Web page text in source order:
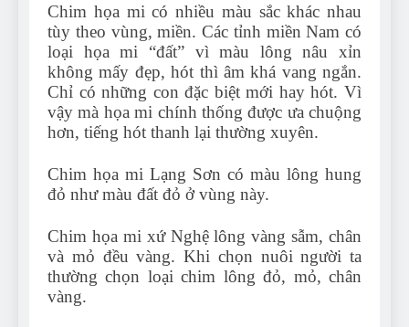
Chim họa mi có nhiều màu sắc khác nhau
tùy theo vùng, miền. Các tỉnh miền Nam có
loại họa mi “đất” vì màu lông nâu xỉn
không mấy đẹp, hót thì âm khá vang ngắn.
Chỉ có những con đặc biệt mới hay hót. Vì
vậy mà họa mi chính thống được ưa chuộng
hơn, tiếng hót thanh lại thường xuyên.
Chim họa mi Lạng Sơn có màu lông hung
đỏ như màu đất đỏ ở vùng này.
Chim họa mi xứ Nghệ lông vàng sẫm, chân
và mỏ đều vàng. Khi chọn nuôi người ta
thường chọn loại chim lông đỏ, mỏ, chân
vàng.